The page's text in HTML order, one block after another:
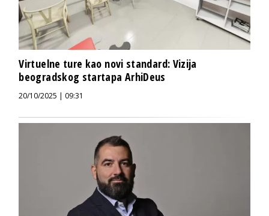
Virtuelne ture kao novi standard: Vizija
beogradskog startapa ArhiDeus
20/10/2025 | 09:31